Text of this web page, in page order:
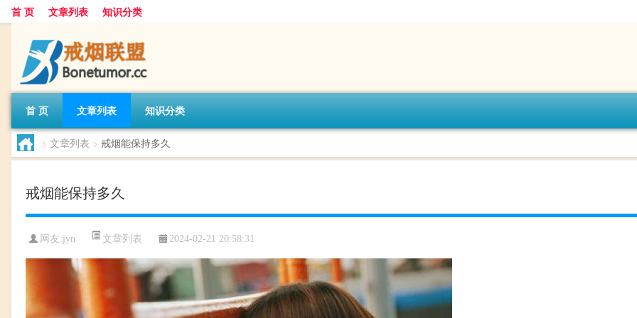
首 页 文章列表 知识分类
首 页 文章列表 知识分类
> 文章列表 > 戒烟能保持多久
戒烟能保持多久
网友:jyn 文章列表 2024-02-21 20:58:31